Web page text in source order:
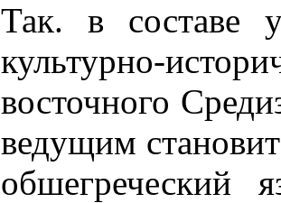
Так. в составе
культурно-
восточного
ведущим
обшегреческий